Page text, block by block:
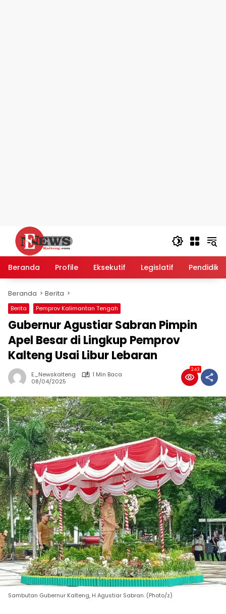
Langsung
konten
Beranda
Profile Eksekutif Legislatif
Beranda Berita
Berita Pemprov Kalimantan Tengah
Gubernur Agustiar Sabran Pimpin
Apel Besar di Lingkup Pemprov
Kalteng Usai Libur Lebaran
E_Newskalteng
1 Min Baca
08/04/2025
243
Sambutan Gubernur Kalteng, H Agustiar Sabran. (Photo/z)